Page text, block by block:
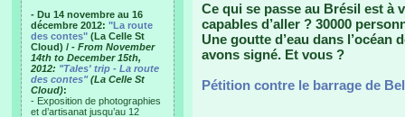
- Du 14 novembre au 16
décembre 2012: "La route
des contes" (La Celle St
Cloud) / - From November
14th to December 15th,
2012: "Tales' trip - La route
des contes"(La Celle St
Cloud):
- Exposition de photographies
et d’artisanat jusqu’au 12
Ce qui se passe au Brésil est
capables d’aller ? 30000
Une goutte d’eau dans l’océan
avons signé. Et vous ?
Pétition contre le barrage de